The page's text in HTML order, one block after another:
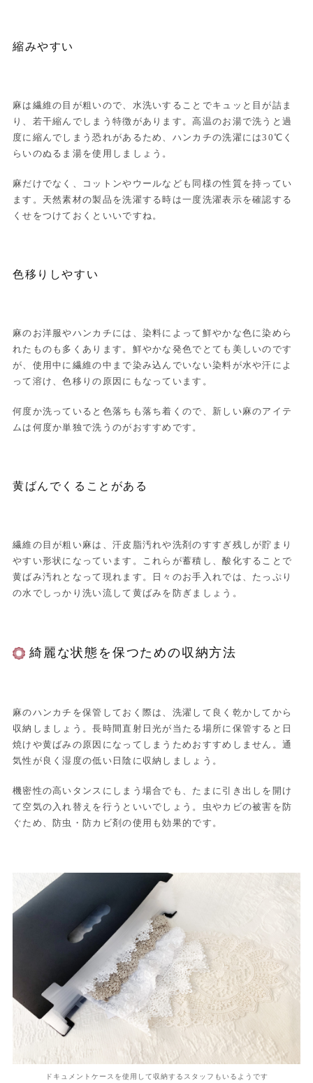
縮みやすい
麻は繊維の目が粗いので、水洗いすることでキュッと目が詰ま
り、若干縮んでしまう特徴があります。高温のお湯で洗うと過
度に縮んでしまう恐れがあるため、ハンカチの洗濯には30℃く
らいのぬるま湯を使用しましょう。
麻だけでなく、コットンやウールなども同様の性質を持ってい
ます。天然素材の製品を洗濯する時は一度洗濯表示を確認する
くせをつけておくといいですね。
色移りしやすい
麻のお洋服やハンカチには、染料によって鮮やかな色に染めら
れたものも多くあります。鮮やかな発色でとても美しいのです
が、使用中に繊維の中まで染み込んでいない染料が水や汗によ
って溶け、色移りの原因にもなっています。
何度か洗っていると色落ちも落ち着くので、新しい麻のアイテ
ムは何度か単独で洗うのがおすすめです。
黄ばんでくることがある
繊維の目が粗い麻は、汗皮脂汚れや洗剤のすすぎ残しが貯まり
やすい形状になっています。これらが蓄積し、酸化することで
黄ばみ汚れとなって現れます。日々のお手入れでは、たっぷり
の水でしっかり洗い流して黄ばみを防ぎましょう。
綺麗な状態を保つための収納方法
麻のハンカチを保管しておく際は、洗濯して良く乾かしてから
収納しましょう。長時間直射日光が当たる場所に保管すると日
焼けや黄ばみの原因になってしまうためおすすめしません。通
気性が良く湿度の低い日陰に収納しましょう。
機密性の高いタンスにしまう場合でも、たまに引き出しを開け
て空気の入れ替えを行うといいでしょう。虫やカビの被害を防
ぐため、防虫・防カビ剤の使用も効果的です。
ドキュメントケースを使用して収納するスタッフもいるようです